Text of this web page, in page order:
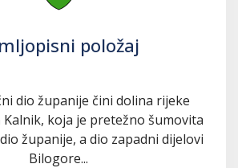
položaj
dio županije čini dolina rijeke
Kalnik, koja je pretežno šumovita
županije, a dio zapadni dijelovi
Bilogore...